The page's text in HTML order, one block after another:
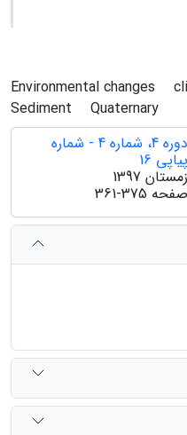
Environmental changes
Sediment
Quaternary
دوره 4، شماره 4 - شماره
پیاپی 16
زمستان 1397
صفحه 361-375